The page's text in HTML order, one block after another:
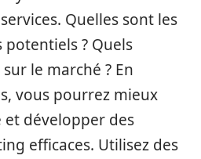
Quelles sont les
? Quels
le marché ? En
vous pourrez mieux
développer des
efficaces. Utilisez des